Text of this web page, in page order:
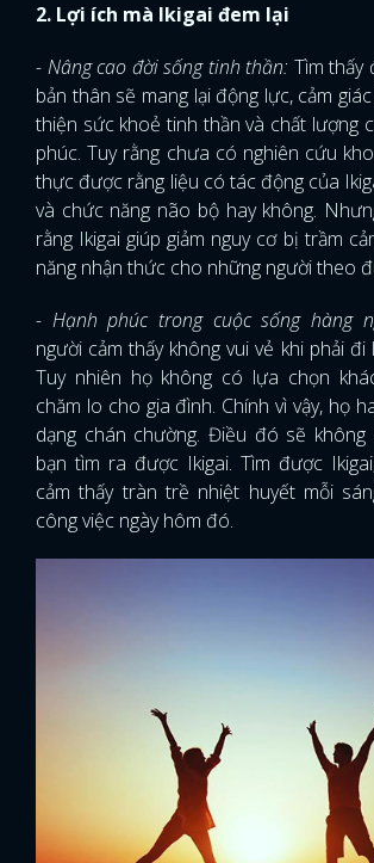
2. Lợi ích mà Ikigai đem lại
- Nâng cao đời sống tinh thần: Tìm thấy
bản thân sẽ mang lại động lực, cảm
thiện sức khoẻ tinh thần và chất lượng
phúc. Tuy rằng chưa có nghiên cứu
thực được rằng liệu có tác động của
và chức năng não bộ hay không.
rằng Ikigai giúp giảm nguy cơ bị trầm
năng nhận thức cho những người theo
- Hạnh phúc trong cuộc sống hàng
người cảm thấy không vui vẻ khi phải đi
Tuy nhiên họ không có lựa chọn
chăm lo cho gia đình. Chính vì vậy, họ
dạng chán chường. Điều đó sẽ
bạn tìm ra được Ikigai. Tìm được
cảm thấy tràn trề nhiệt huyết mỗi
công việc ngày hôm đó.